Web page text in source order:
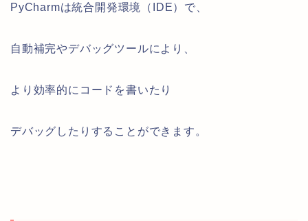
PyCharmは統合開発環境（IDE）で、
自動補完やデバッグツールにより、
より効率的にコードを書いたり
デバッグしたりすることができます。